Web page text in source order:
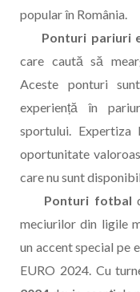
popular în România.
Ponturi pariuri
care caută să
Aceste ponturi
experiență în
sportului.
oportunitate
care nu sunt
Ponturi fotbal
meciurilor din ligile
un accent special pe
EURO 2024. Cu